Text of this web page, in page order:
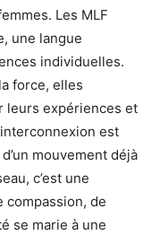
Les MLF
une langue
individuelles.
force, elles
leurs expériences et
est
mouvement déjà
c’est une
compassion, de
se marie à une